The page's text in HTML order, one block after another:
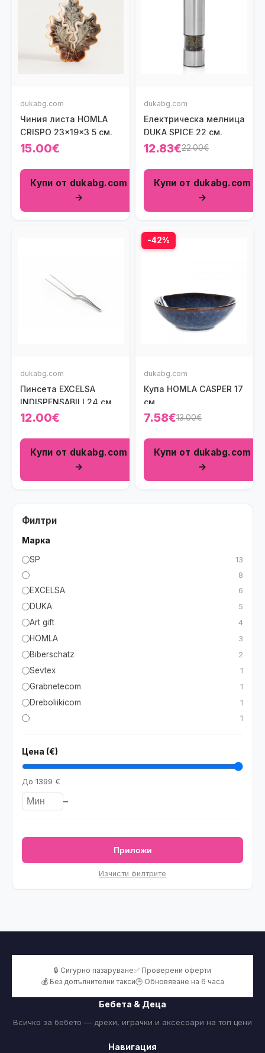
Филтри
Марка
SP
13
8
EXCELSA 6
DUKA 5
Art gift 4
HOMLA 3
Biberschatz 2
Sevtex 1
Grabnetecom 1
Dreboliikicom
1
1
Цена (€)
До 1399 €
–
Приложи
Изчисти филтрите
dukabg.com
Чиния листа HOMLA
CRISPO 23x19x3,5 см.
15.00€
Купи от dukabg.com
→
dukabg.com
Електрическа мелница
DUKA SPICE 22 см.
12.83€22.00€
Купи от dukabg.com
→
dukabg.com
Пинсета EXCELSA
INDISPENSABILI 24 см.
12.00€
Купи от dukabg.com
→
-42%
dukabg.com
Купа HOMLA CASPER 17
см.
7.58€13.00€
Купи от dukabg.com
→
🔒 Сигурно пазаруване✅ Проверени оферти
💰 Без допълнителни такси🕒 Обновяване на 6 часа
Бебета & Деца
Всичко за бебето — дрехи, играчки и аксесоари на топ цени
Навигация